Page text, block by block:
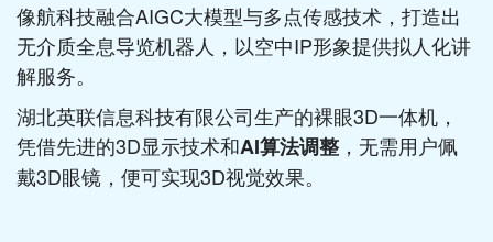
像航科技融合AIGC大模型与多点传感技术，打造出
无介质全息导览机器人，以空中IP形象提供拟人化讲
解服务。
湖北英联信息科技有限公司生产的裸眼3D一体机，
凭借先进的3D显示技术和AI算法调整 ，无需用户佩
戴3D眼镜，便可实现3D视觉效果。